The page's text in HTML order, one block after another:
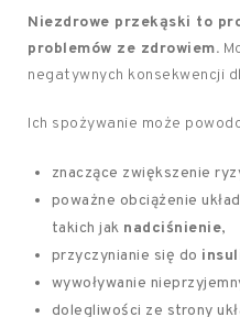
Niezdrowe przekąski to
problemów ze zdrowiem.
negatywnych konsekwencji
Ich spożywanie może
znaczące zwiększenie
poważne obciążenie
takich jak nadciśnienie,
przyczynianie się do
wywoływanie
dolegliwości ze strony